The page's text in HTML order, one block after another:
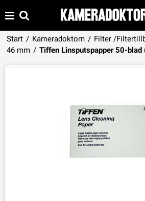
Start / Kameradoktorn / Filter /
46 mm / Tiffen Linsputspapper 50-blad
Produkten har lagts i din